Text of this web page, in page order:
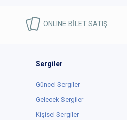
ONLINE BİLET SATIŞ
Sergiler
Güncel Sergiler
Gelecek Sergiler
Kişisel Sergiler